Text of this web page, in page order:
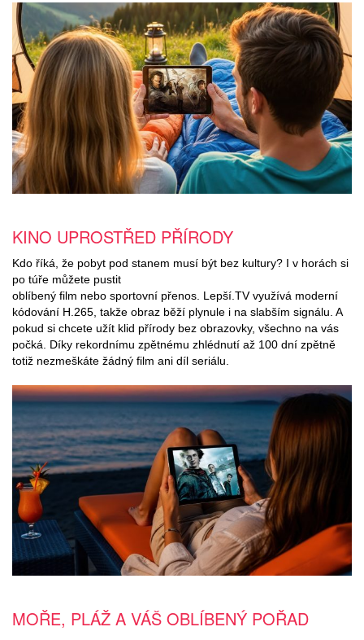
KINO UPROSTŘED PŘÍRODY​
Kdo říká, že pobyt pod stanem musí být bez kultury? I v horách si
po túře můžete pustit
oblíbený film nebo sportovní přenos. Lepší.TV využívá moderní
kódování H.265, takže obraz běží plynule i na slabším signálu. A
pokud si chcete užít klid přírody bez obrazovky, všechno na vás
počká. Díky rekordnímu zpětnému zhlédnutí až 100 dní zpětně
totiž nezmeškáte žádný film ani díl seriálu.
MOŘE, PLÁŽ A VÁŠ OBLÍBENÝ POŘAD​